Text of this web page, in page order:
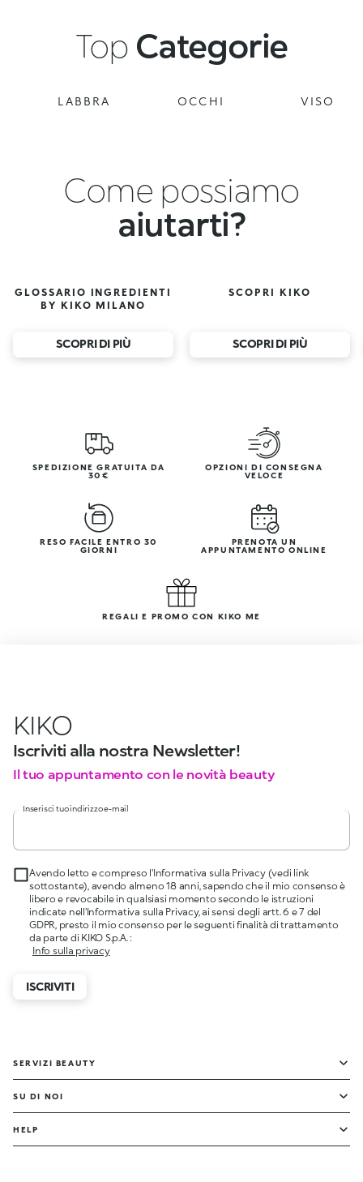
Top Categorie
LABBRA OCCHI VISO
Come possiamo
aiutarti?
GLOSSARIO INGREDIENTI
BY KIKO MILANO
SCOPRI DI PIÙ
SCOPRI KIKO
SCOPRI DI PIÙ
SPEDIZIONE GRATUITA DA
30€
OPZIONI DI CONSEGNA
VELOCE
RESO FACILE ENTRO 30
GIORNI
PRENOTA UN
APPUNTAMENTO ONLINE
REGALI E PROMO CON KIKO ME
KIKO
Iscriviti alla nostra Newsletter!
Il tuo appuntamento con le novità beauty
Inserisci tuo indirizzo e-mail
Avendo letto e compreso l'Informativa sulla Privacy (vedi link
sottostante), avendo almeno 18 anni, sapendo che il mio consenso è
libero e revocabile in qualsiasi momento secondo le istruzioni
indicate nell'Informativa sulla Privacy, ai sensi degli artt. 6 e 7 del
GDPR, presto il mio consenso per le seguenti finalità di trattamento
da parte di KIKO S.p.A. :
Info sulla privacy
ISCRIVITI
SERVIZI BEAUTY
SU DI NOI
HELP